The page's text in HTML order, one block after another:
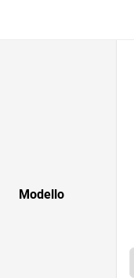
Modello